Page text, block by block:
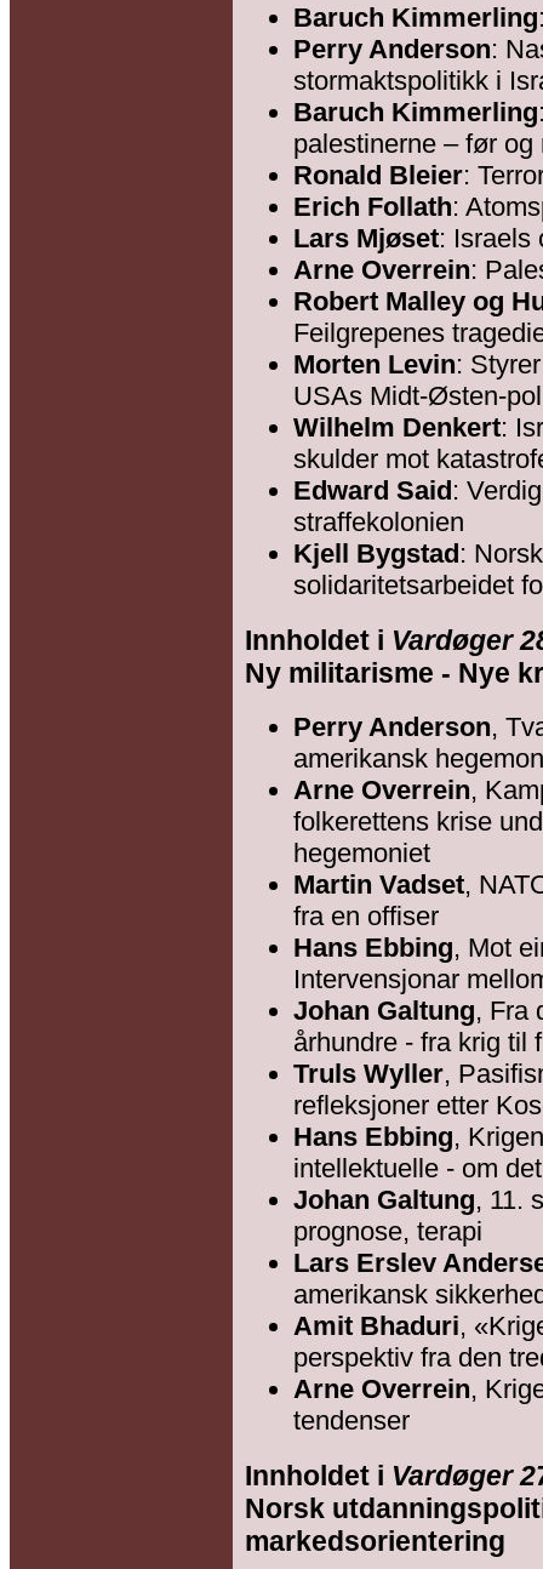
Baruch Kimmerling
Perry Anderson:
stormaktspolitikk i
Baruch Kimmerling
palestinerne – før og
Ronald Bleier:
Erich Follath:
Lars Mjøset: Israels
Arne Overrein:
Robert Malley og
Feilgrepenes
Morten Levin:
USAs Midt-Østen-
Wilhelm Denkert:
skulder mot
Edward Said:
straffekolonien
Kjell Bygstad:
solidaritetsarbeidet
Innholdet i Vardøger
Ny militarisme - Nye
Perry Anderson,
amerikansk
Arne Overrein,
folkerettens krise
hegemoniet
Martin Vadset,
fra en offiser
Hans Ebbing, Mot
Intervensjonar
Johan Galtung, Fra
århundre - fra krig til
Truls Wyller,
refleksjoner etter
Hans Ebbing,
intellektuelle - om
Johan Galtung, 11.
prognose, terapi
Lars Erslev
amerikansk
Amit Bhaduri,
perspektiv fra den
Arne Overrein,
tendenser
Innholdet i Vardøger
Norsk
markedsorientering